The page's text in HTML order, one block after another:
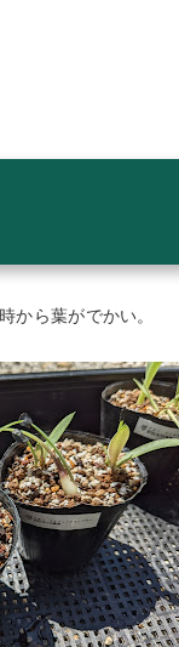
から葉がでかい。